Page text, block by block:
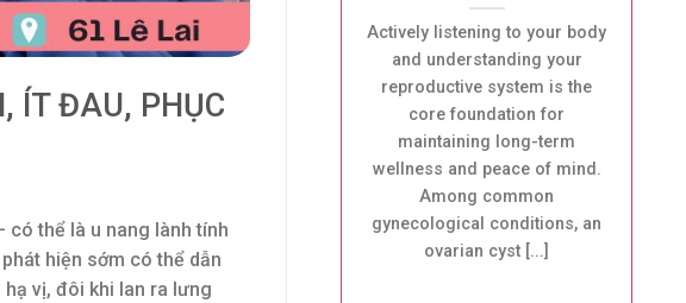
ÍT ĐAU, PHỤC
thể là u nang lành tính
hiện sớm có thể dẫn
vị, đôi khi lan ra lưng
Actively listening to your body
and understanding your
reproductive system is the
core foundation for
maintaining long-term
wellness and peace of mind.
Among common
gynecological conditions, an
ovarian cyst [...]